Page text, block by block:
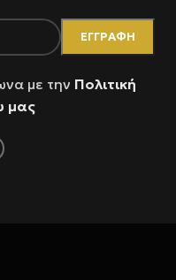
με την Πολιτική
μας